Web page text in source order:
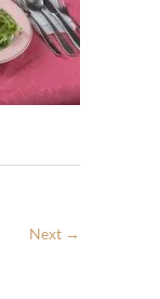
Next →